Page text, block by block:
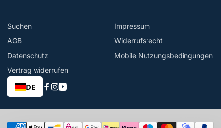
Suchen
Impressum
AGB
Widerrufsrecht
Datenschutz
Mobile Nutzungsbedingungen
Vertrag widerrufen
DE
Facebook
Instagram
YouTube